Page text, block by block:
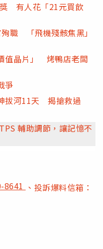
有人花「21元買飲
職 「飛機殘骸焦黑」
值晶片」 烤鴨店老闆
爭
拔河11天 揭搶救過
輔助調節，讓記憶不
8641 、投訴爆料信箱：